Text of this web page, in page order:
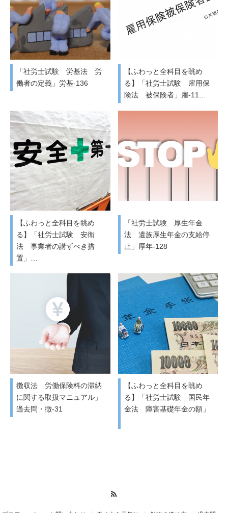
「社労士試験 労基法 労
働者の定義」労基-136
【ふわっと全科目を眺め
る】「社労士試験 雇用保
険法 被保険者」雇-11…
【ふわっと全科目を眺め
る】「社労士試験 安衛
法 事業者の講ずべき措
置」…
「社労士試験 厚生年金
法 遺族厚生年金の支給停
止」厚年-128
徴収法 労働保険料の滞納
に関する取扱マニュアル」
過去問・徴-31
【ふわっと全科目を眺め
る】「社労士試験 国民年
金法 障害基礎年金の額」
…